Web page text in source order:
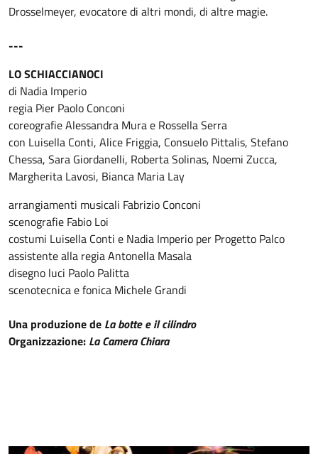
Drosselmeyer, evocatore di altri mondi, di altre magie.
---
LO SCHIACCIANOCI
di Nadia Imperio
regia Pier Paolo Conconi
coreografie Alessandra Mura e Rossella Serra
con Luisella Conti, Alice Friggia, Consuelo Pittalis, Stefano
Chessa, Sara Giordanelli, Roberta Solinas, Noemi Zucca,
Margherita Lavosi, Bianca Maria Lay
arrangiamenti musicali Fabrizio Conconi
scenografie Fabio Loi
costumi Luisella Conti e Nadia Imperio per Progetto Palco
assistente alla regia Antonella Masala
disegno luci Paolo Palitta
scenotecnica e fonica Michele Grandi
Una produzione de La botte e il cilindro
Organizzazione: La Camera Chiara